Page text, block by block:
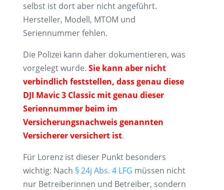
selbst ist dort aber nicht angeführt.
Hersteller, Modell, MTOM und
Seriennummer fehlen.
Die Polizei kann daher dokumentieren, was
vorgelegt wurde. Sie kann aber nicht
verbindlich feststellen, dass genau diese
DJI Mavic 3 Classic mit genau dieser
Seriennummer beim im
Versicherungsnachweis genannten
Versicherer versichert ist.
Für Lorenz ist dieser Punkt besonders
wichtig: Nach § 24j Abs. 4 LFG müssen nicht
nur Betreiberinnen und Betreiber, sondern